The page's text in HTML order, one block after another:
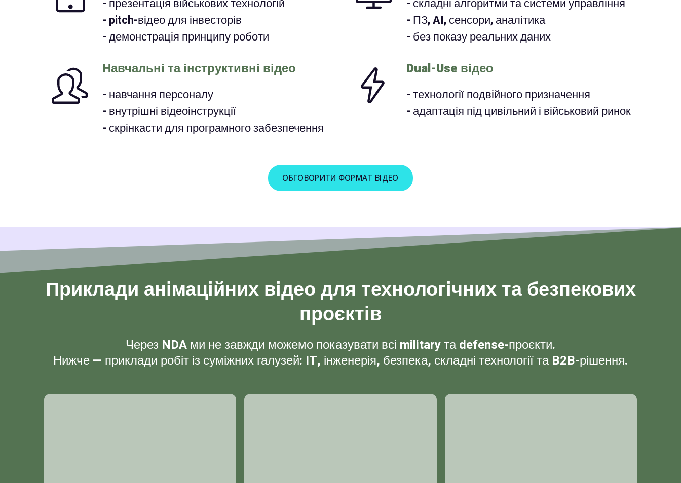
- презентація військових технологій
- pitch-відео для інвесторів
- демонстрація принципу роботи
- складні алгоритми та системи управління
- ПЗ, AI, сенсори, аналітика
- без показу реальних даних
Навчальні та інструктивні відео
- навчання персоналу
- внутрішні відеоінструкції
- скрінкасти для програмного забезпечення
Dual-Use відео
- технології подвійного призначення
- адаптація під цивільний і військовий ринок
ОБГОВОРИТИ ФОРМАТ ВІДЕО
Приклади анімаційних відео для технологічних та безпекових
проєктів
Через NDA ми не завжди можемо показувати всі military та defense-проєкти.
Нижче — приклади робіт із суміжних галузей: IT, інженерія, безпека, складні технології та B2B-рішення.